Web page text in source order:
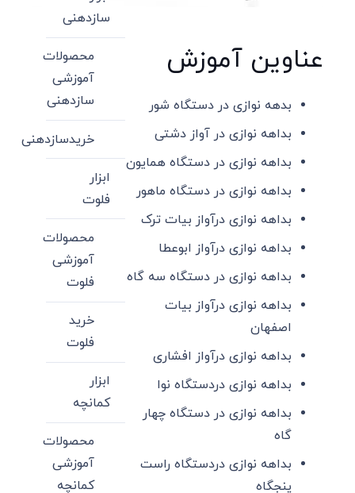
عناوین آموزش
بدهه نوازی در دستگاه شور
بداهه نوازی در آواز دشتی
بداهه نوازی در دستگاه همایون
بداهه نوازی در دستگاه ماهور
بداهه نوازی درآواز بیات ترک
بداهه نوازی درآواز ابوعطا
بداهه نوازی در دستگاه سه گاه
بداهه نوازی درآواز بیات
اصفهان
بداهه نوازی درآواز افشاری
بداهه نوازی دردستگاه نوا
بداهه نوازی در دستگاه چهار
گاه
بداهه نوازی دردستگاه راست
پنجگاه
سازدهنی
محصولات
آموزشی
سازدهنی
خریدسازدهنی
ابزار
فلوت
محصولات
آموزشی
فلوت
خرید
فلوت
ابزار
کمانچه
محصولات
آموزشی
کمانچه